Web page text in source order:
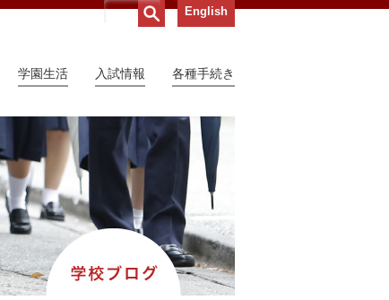
English
学園生活 入試情報 各種手続き